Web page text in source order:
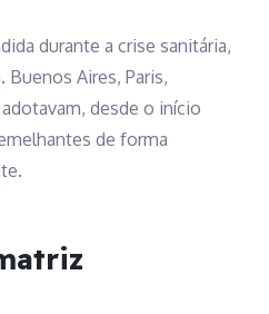
durante a crise sanitária,
Buenos Aires, Paris,
adotavam, desde o início
de forma